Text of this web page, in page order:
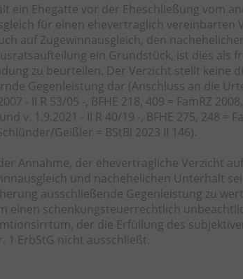
ein Ehegatte vor der Eheschließung vom
für einen ehevertraglich vereinbarten
auf Zugewinnausgleich, den
ein Grundstück, ist dies als
zu beurteilen. Der Verzicht stellt keine
Gegenleistung dar (Anschluss an die
- II R 53/05 -, BFHE 218, 409 = FamRZ
v. 1.9.2021 - II R 40/19 -, BFHE 275, 248 =
Geißler = BStBl 2023 II 146).
Annahme, der ehevertragliche Verzicht
und nachehelichen Unterhalt
ausschließende Gegenleistung zu
einen schenkungsteuerrechtlich
der die Erfüllung des
1 ErbStG nicht ausschließt.